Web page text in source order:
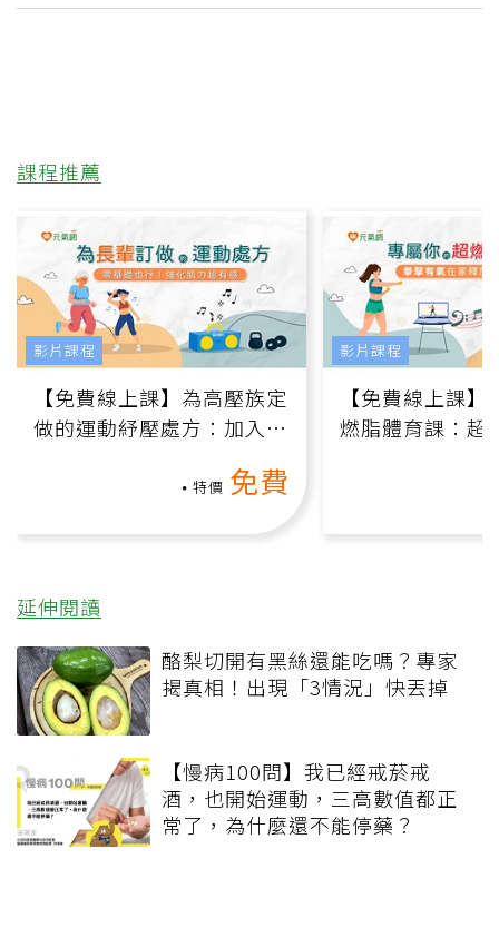
課程推薦
【免費線上課】為高壓族定
做的運動紓壓處方：加入行
特價 免費
影片課程
【免費線上課
燃脂體育課：超
影片課程
延伸閱讀
酪梨切開有黑絲還能吃嗎？專家
揭真相！出現「3情況」快丟掉
【慢病100問】我已經戒菸戒
酒，也開始運動，三高數值都正
常了，為什麼還不能停藥？